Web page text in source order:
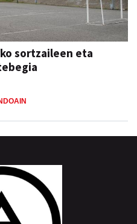
sortzaileen eta